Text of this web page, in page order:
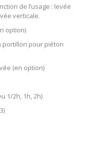
de l’usage : levée
verticale.
option)
portillon pour piéton
(en option)
1/2h, 1h, 2h)